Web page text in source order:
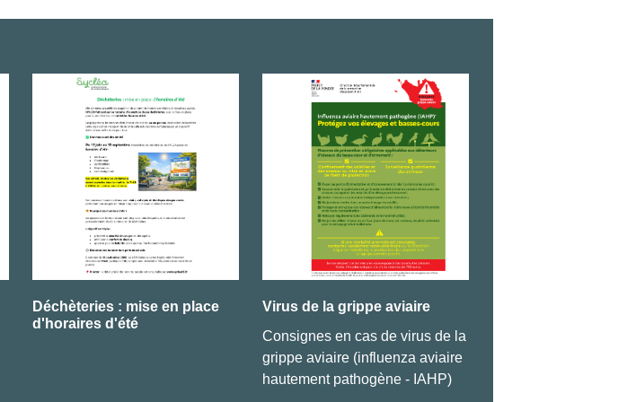
Déchèteries : mise en place
d'horaires d'été
Virus de la grippe aviaire
Consignes en cas de virus de la
grippe aviaire (influenza aviaire
hautement pathogène - IAHP)